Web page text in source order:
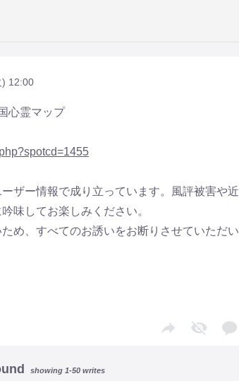
) 12:00
心霊マップ
ザー情報で成り立っています。風評被害や近
味してお楽しみください。
め、すべてのお誘いをお断りさせていただい
showing 1-50 writes